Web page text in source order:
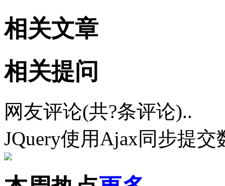
相关文章
相关提问
网友评论(共?条评论)..
JQuery使用Ajax同步提交